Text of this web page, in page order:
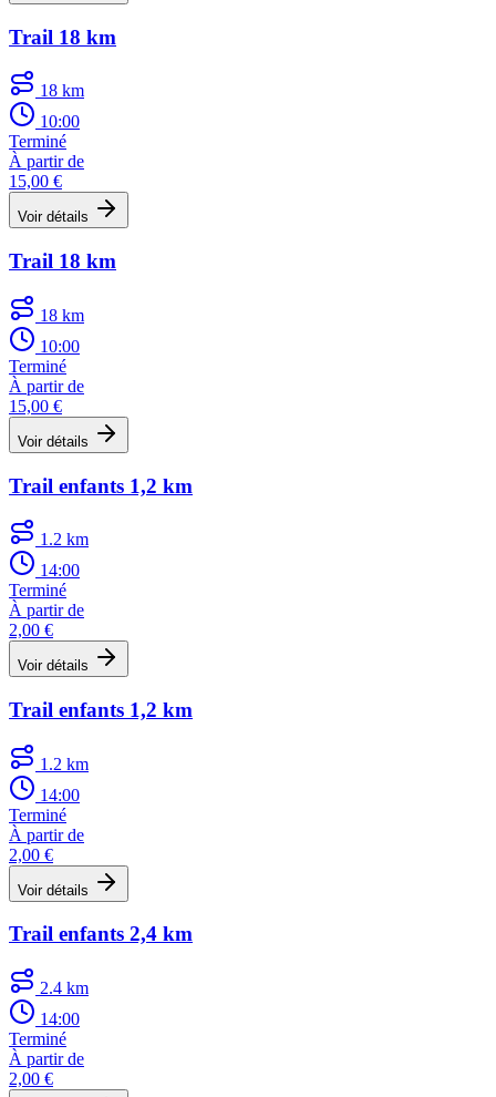
Trail 18 km
18 km
10:00
Terminé
À partir de
15,00 €
Voir détails
Trail 18 km
18 km
10:00
Terminé
À partir de
15,00 €
Voir détails
Trail enfants 1,2 km
1.2 km
14:00
Terminé
À partir de
2,00 €
Voir détails
Trail enfants 1,2 km
1.2 km
14:00
Terminé
À partir de
2,00 €
Voir détails
Trail enfants 2,4 km
2.4 km
14:00
Terminé
À partir de
2,00 €